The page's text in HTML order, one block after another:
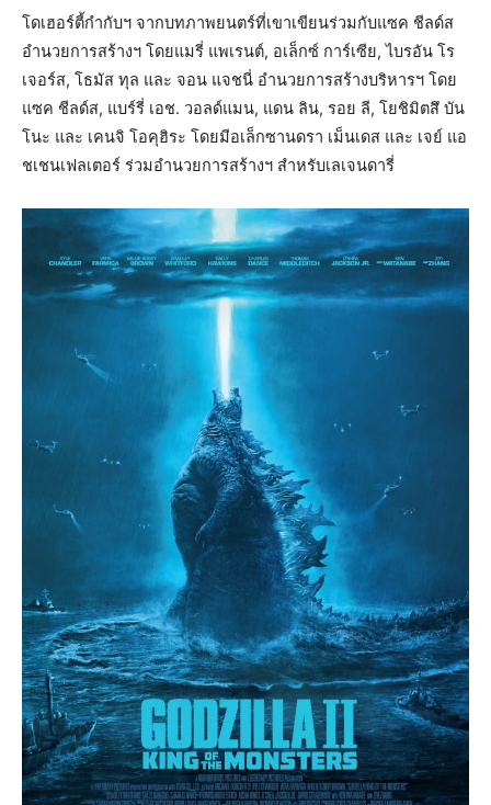
โดเฮอร์ตี้กำกับฯ จากบทภาพยนตร์ที่เขาเขียนร่วมกับแซค ชีลด์ส
อำนวยการสร้างฯ โดยแมรี่ แพเรนต์, อเล็กซ์ การ์เซีย, ไบรอัน โร
เจอร์ส, โธมัส ทุล และ จอน แจชนี่ อำนวยการสร้างบริหารฯ โดย
แซค ชีลด์ส, แบร์รี่ เอช. วอลด์แมน, แดน ลิน, รอย ลี, โยชิมิตสึ บัน
โนะ และ เคนจิ โอคุฮิระ โดยมีอเล็กซานดรา เม็นเดส และ เจย์ แอ
ชเชนเฟลเตอร์ ร่วมอำนวยการสร้างฯ สำหรับเลเจนดารี่